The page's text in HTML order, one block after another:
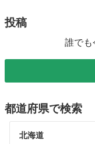
投稿
誰でも
都道府県で検索
北海道